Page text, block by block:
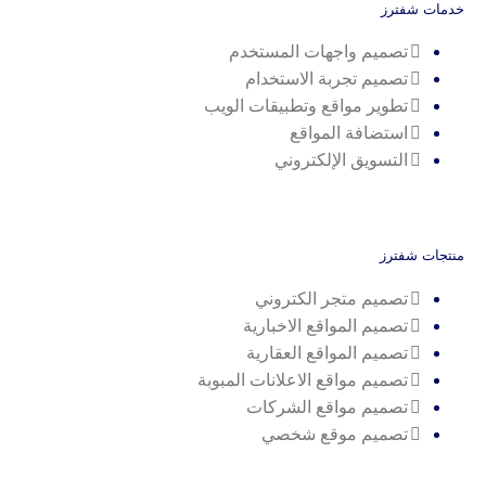
خدمات شفترز
تصميم واجهات المستخدم
تصميم تجربة الاستخدام
تطوير مواقع وتطبيقات الويب
استضافة المواقع
التسويق الإلكتروني
منتجات شفترز
تصميم متجر الكتروني
تصميم المواقع الاخبارية
تصميم المواقع العقارية
تصميم مواقع الاعلانات المبوبة
تصميم مواقع الشركات
تصميم موقع شخصي